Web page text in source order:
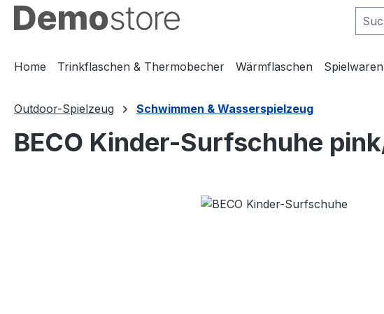
Hauptinhalt springen
Zur Suche springen
Zur Hauptnavigation springen
Home Trinkflaschen & Thermobecher Wärmflaschen Spielwaren
Outdoor-Spielzeug Schwimmen & Wasserspielzeug
BECO Kinder-Surfschuhe